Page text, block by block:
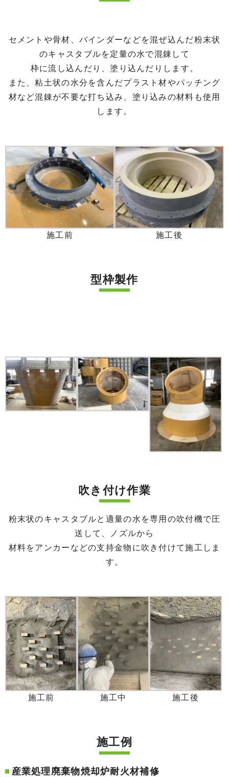
セメントや骨材、バインダーなどを混ぜ込んだ粉末状
のキャスタブルを定量の水で混錬して
枠に流し込んだり、塗り込んだりします。
また、粘土状の水分を含んだプラスト材やパッチング
材など混錬が不要な打ち込み、塗り込みの材料も使用
します。
施工前 施工後
型枠製作
吹き付け作業
粉末状のキャスタブルと適量の水を専用の吹付機で圧
送して、ノズルから
材料をアンカーなどの支持金物に吹き付けて施工しま
す。
施工前 施工中 施工後
施工例
産業処理廃棄物焼却炉耐火材補修